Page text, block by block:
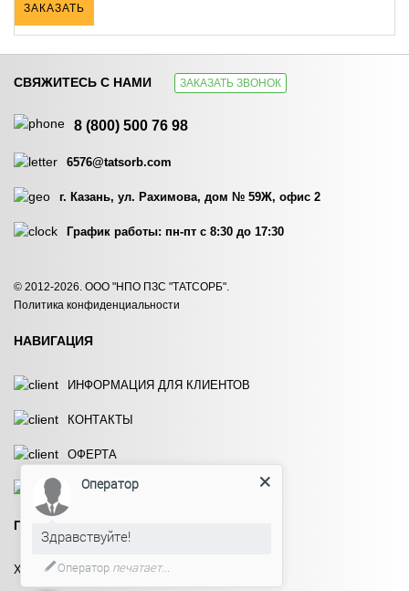
ЗАКАЗАТЬ
СВЯЖИТЕСЬ С НАМИ ЗАКАЗАТЬ ЗВОНОК
8 (800) 500 76 98
6576@tatsorb.com
г. Казань, ул. Рахимова, дом № 59Ж, офис 2
График работы: пн-пт с 8:30 до 17:30
© 2012-2026. ООО "НПО ПЗС "ТАТСОРБ".
Политика конфиденциальности
НАВИГАЦИЯ
ИНФОРМАЦИЯ ДЛЯ КЛИЕНТОВ
КОНТАКТЫ
ОФЕРТА
СКАЧАТЬ ПРАЙС
ПРОДУКЦИЯ
ХЛОРСОДЕРЖАЩИЕ ПРЕПАРАТЫ
Оператор
Здравствуйте!
Оператор печатает...